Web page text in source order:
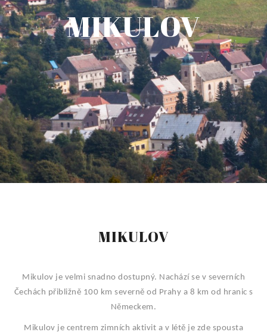
MIKULOV
MIKULOV
Mikulov je velmi snadno dostupný. Nachází se v severních
Čechách přibližně 100 km severně od Prahy a 8 km od hranic s
Německem.
Mikulov je centrem zimních aktivit a v létě je zde spousta